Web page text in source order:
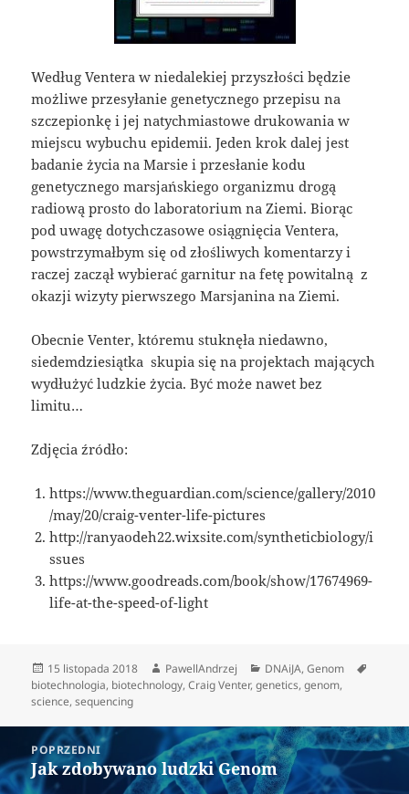
Według Ventera w niedalekiej przyszłości będzie
możliwe przesyłanie genetycznego przepisu na
szczepionkę i jej natychmiastowe drukowania w
miejscu wybuchu epidemii. Jeden krok dalej jest
badanie życia na Marsie i przesłanie kodu
genetycznego marsjańskiego organizmu drogą
radiową prosto do laboratorium na Ziemi. Biorąc
pod uwagę dotychczasowe osiągnięcia Ventera,
powstrzymałbym się od złośliwych komentarzy i
raczej zaczął wybierać garnitur na fetę powitalną z
okazji wizyty pierwszego Marsjanina na Ziemi.
Obecnie Venter, któremu stuknęła niedawno,
siedemdziesiątka skupia się na projektach mających
wydłużyć ludzkie życia. Być może nawet bez
limitu…
Zdjęcia źródło:
https://www.theguardian.com/science/gallery/2010
/may/20/craig-venter-life-pictures
http://ranyaodeh22.wixsite.com/syntheticbiology/i
ssues
https://www.goodreads.com/book/show/17674969-
life-at-the-speed-of-light
Data
publikacji
15 listopada 2018 Autor
PawellAndrzej Kategorie
DNAiJA,Genom
biotechnologia, biotechnology,Craig Venter,genetics,genom,
science,sequencing
Nawigacja
wpisuPOPRZEDNI
Poprzedni
Jak zdobywano ludzki Genom